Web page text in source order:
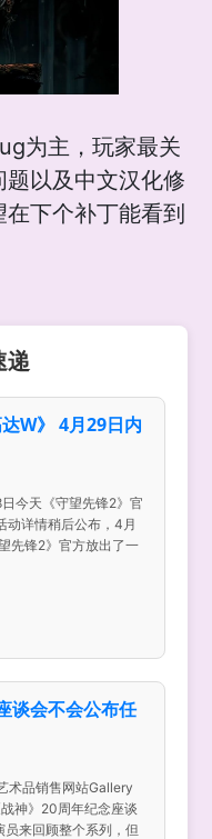
为主，玩家最关
以及中文汉化修
下个补丁能看到
递
W》 4月29日内
今天《守望先锋2》官
动详情稍后公布，4月
先锋2》官方放出了一
谈会不会公布任
术品销售网站Gallery
神》20周年纪念座谈
来回顾整个系列，但